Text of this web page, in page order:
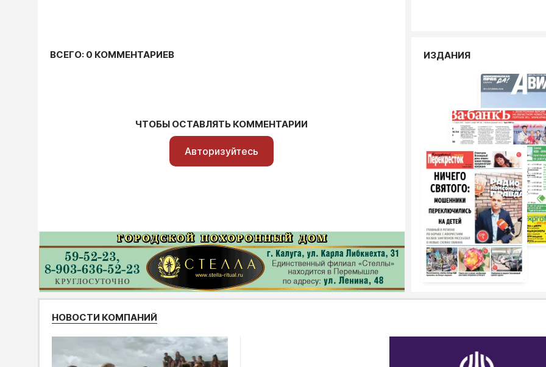
ВСЕГО: 0 КОММЕНТАРИЕВ
ЧТОБЫ ОСТАВЛЯТЬ КОММЕНТАРИИ
Авторизуйтесь
ИЗДАНИЯ
НОВОСТИ КОМПАНИЙ